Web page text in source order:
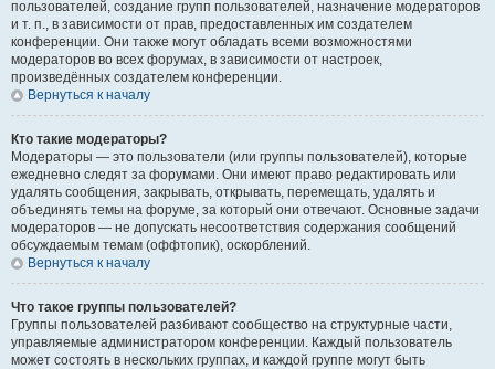
пользователей, создание групп пользователей, назначение модераторов
и т. п., в зависимости от прав, предоставленных им создателем
конференции. Они также могут обладать всеми возможностями
модераторов во всех форумах, в зависимости от настроек,
произведённых создателем конференции.
Вернуться к началу
Кто такие модераторы?
Модераторы — это пользователи (или группы пользователей), которые
ежедневно следят за форумами. Они имеют право редактировать или
удалять сообщения, закрывать, открывать, перемещать, удалять и
объединять темы на форуме, за который они отвечают. Основные задачи
модераторов — не допускать несоответствия содержания сообщений
обсуждаемым темам (оффтопик), оскорблений.
Вернуться к началу
Что такое группы пользователей?
Группы пользователей разбивают сообщество на структурные части,
управляемые администратором конференции. Каждый пользователь
может состоять в нескольких группах, и каждой группе могут быть